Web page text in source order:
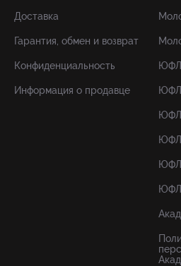
Доставка
Гарантия, обмен и возврат
Конфиденциальность
Информация о продавце